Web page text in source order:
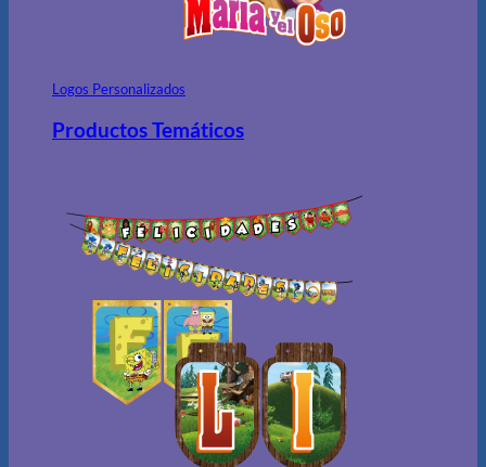
Logos Personalizados
Productos Temáticos